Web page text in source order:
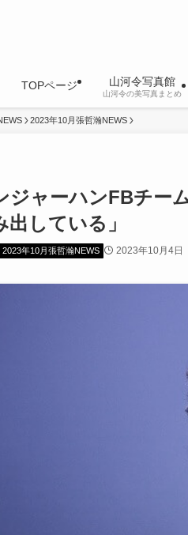
TOPページ 山河令写真館
山河令の美写真まとめ
2023年10月張哲瀚NEWS
ジャーハンFBチー
出している」
2023年10月張哲瀚NEWS 2023年10月4日